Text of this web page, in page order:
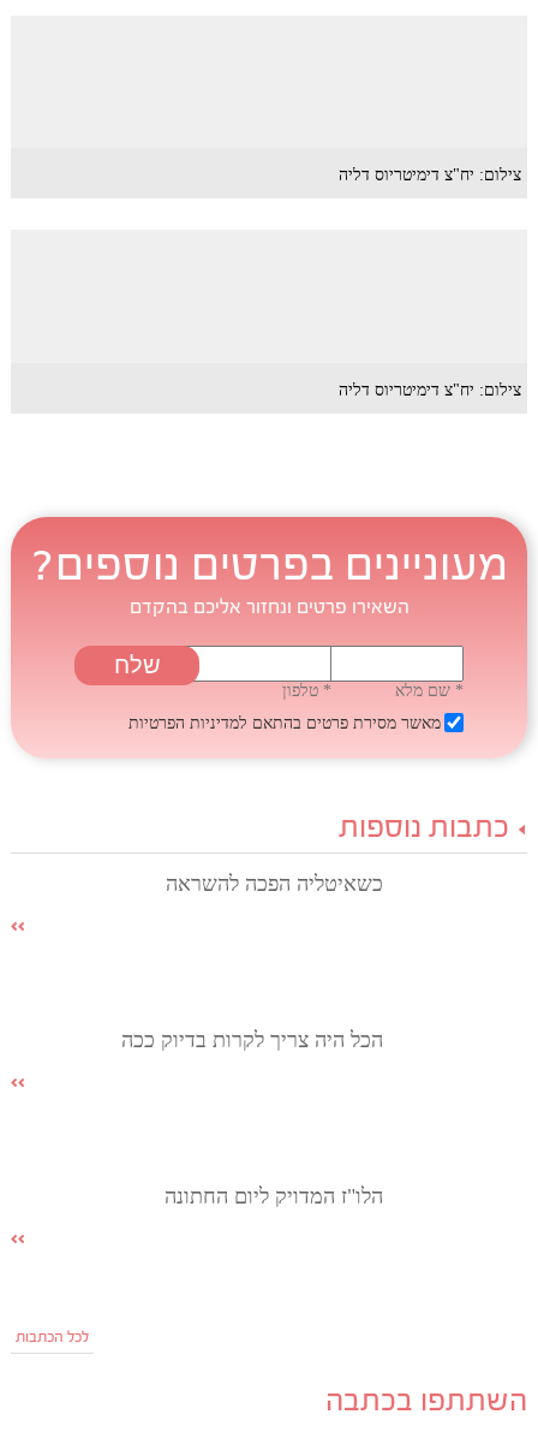
צילום: יח"צ דימיטריוס דליה
צילום: יח"צ דימיטריוס דליה
מעוניינים בפרטים נוספים?
השאירו פרטים ונחזור אליכם בהקדם
* שם מלא
* טלפון
מאשר מסירת פרטים בהתאם למדיניות הפרטיות
כתבות נוספות
כשאיטליה הפכה להשראה
הכל היה צריך לקרות בדיוק ככה
הלו"ז המדויק ליום החתונה
לכל הכתבות
השתתפו בכתבה